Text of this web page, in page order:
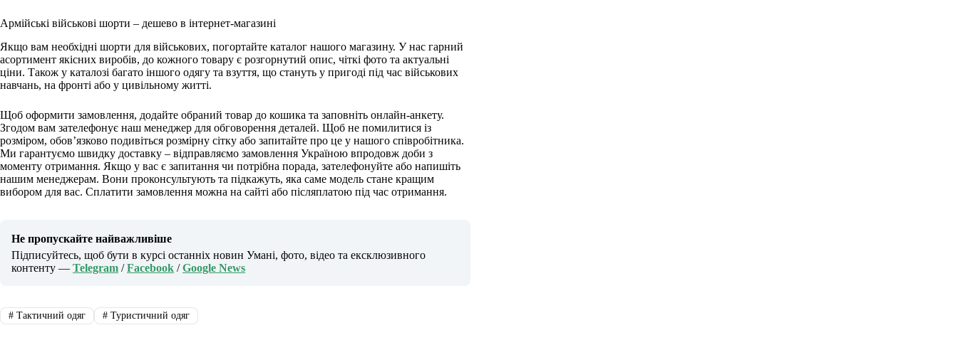
Армійські військові шорти – дешево в інтернет-магазині
Якщо вам необхідні шорти для військових, погортайте каталог нашого магазину. У нас гарний
асортимент якісних виробів, до кожного товару є розгорнутий опис, чіткі фото та актуальні
ціни. Також у каталозі багато іншого одягу та взуття, що стануть у пригоді під час військових
навчань, на фронті або у цивільному житті.
Щоб оформити замовлення, додайте обраний товар до кошика та заповніть онлайн-анкету.
Згодом вам зателефонує наш менеджер для обговорення деталей. Щоб не помилитися із
розміром, обов’язково подивіться розмірну сітку або запитайте про це у нашого співробітника.
Ми гарантуємо швидку доставку – відправляємо замовлення Україною впродовж доби з
моменту отримання. Якщо у вас є запитання чи потрібна порада, зателефонуйте або напишіть
нашим менеджерам. Вони проконсультують та підкажуть, яка саме модель стане кращим
вибором для вас. Сплатити замовлення можна на сайті або післяплатою під час отримання.
Не пропускайте найважливіше
Підписуйтесь, щоб бути в курсі останніх новин Умані, фото, відео та ексклюзивного
контенту — Telegram /Facebook /Google News
#Тактичний одяг #Туристичний одяг